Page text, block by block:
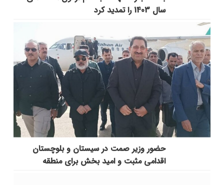
سال 1403 را تمدید کرد
حضور وزیر صمت در سیستان و بلوچستان
اقدامی مثبت و امید بخش برای منطقه